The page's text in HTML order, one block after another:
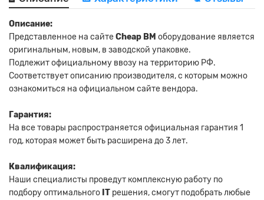
Описание:
Представленное на сайтеCheap BM оборудование является
оригинальным, новым, в заводской упаковке.
Подлежит официальному ввозу на территорию РФ.
Соответствует описанию производителя, с которым можно
ознакомиться на официальном сайте вендора.
Гарантия:
На все товары распространяется официальная гарантия 1
год, которая может быть расширена до 3 лет.
Квалификация:
Наши специалисты проведут комплексную работу по
подбору оптимального IT решения, смогут подобрать любые